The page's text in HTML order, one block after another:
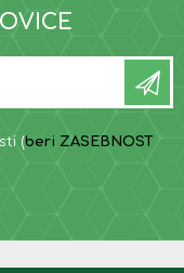
(beri ZASEBNOST